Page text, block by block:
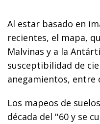
Al estar basado en
recientes, el mapa,
Malvinas y a la
susceptibilidad de
anegamientos, entre
Los mapeos de
década del ''60 y se